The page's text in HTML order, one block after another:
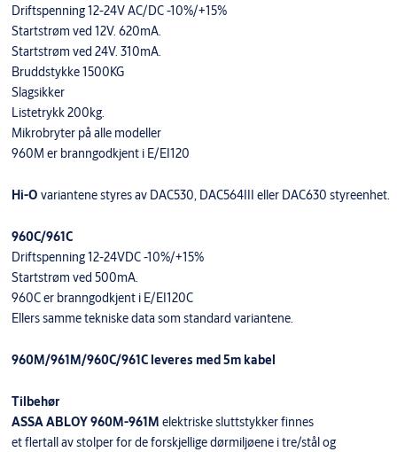
Driftspenning 12-24V AC/DC -10%/+15%
Startstrøm ved 12V. 620mA.
Startstrøm ved 24V. 310mA.
Bruddstykke 1500KG
Slagsikker
Listetrykk 200kg.
Mikrobryter på alle modeller
960M er branngodkjent i E/EI120
Hi-O variantene styres av DAC530, DAC564III eller DAC630 styreenhet.
960C/961C
Driftspenning 12-24VDC -10%/+15%
Startstrøm ved 500mA.
960C er branngodkjent i E/EI120C
Ellers samme tekniske data som standard variantene.
960M/961M/960C/961C leveres med 5m kabel
Tilbehør
ASSA ABLOY 960M-961M elektriske sluttstykker finnes
et flertall av stolper for de forskjellige dørmiljøene i tre/stål og